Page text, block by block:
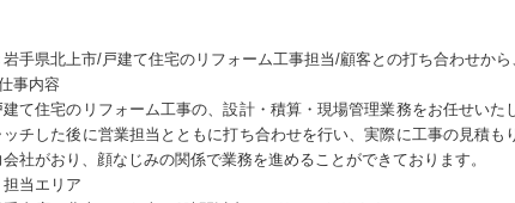
岩手県北上市/戸建て住宅のリフォーム工事担当/顧客との打ち合わせか
事内容
建て住宅のリフォーム工事の、設計・積算・現場管理業務をお任せい
ッチした後に営業担当とともに打ち合わせを行い、実際に工事の見積
会社がおり、顔なじみの関係で業務を進めることができております。
担当エリア